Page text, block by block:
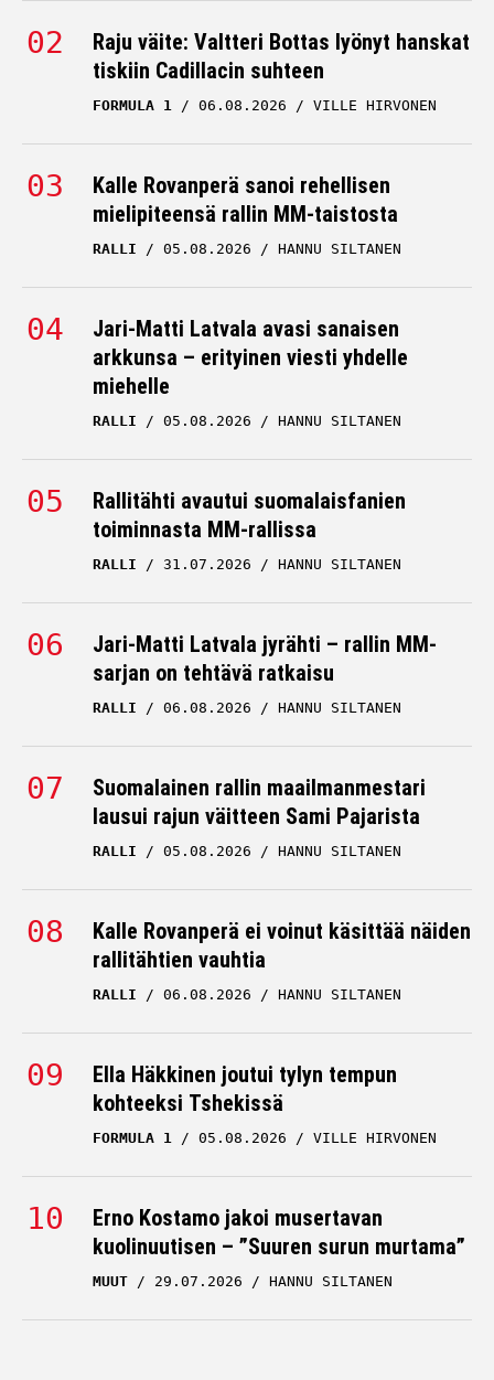
06.04.2026
HANNU SILTANEN
nurin – tiimiradiossa
kuultiin jäätävä palaute
KIMI ANTONELLI
28.03.2026
HANNU SILTANEN
F1-maailmassa leviää nyt
käänteentekevä huhu
Max Verstappenista
KIMI ANTONELLI
Raju väite: Valtteri Bottas lyönyt hanskat
tiskiin Cadillacin suhteen
FORMULA 1 06.08.2026 VILLE HIRVONEN
Kalle Rovanperä sanoi rehellisen
mielipiteensä rallin MM-taistosta
RALLI 05.08.2026 HANNU SILTANEN
Jari-Matti Latvala avasi sanaisen
arkkunsa – erityinen viesti yhdelle
miehelle
RALLI 05.08.2026 HANNU SILTANEN
Rallitähti avautui suomalaisfanien
toiminnasta MM-rallissa
RALLI 31.07.2026 HANNU SILTANEN
Jari-Matti Latvala jyrähti – rallin MM-
sarjan on tehtävä ratkaisu
RALLI 06.08.2026 HANNU SILTANEN
Suomalainen rallin maailmanmestari
lausui rajun väitteen Sami Pajarista
RALLI 05.08.2026 HANNU SILTANEN
Kalle Rovanperä ei voinut käsittää näiden
rallitähtien vauhtia
RALLI 06.08.2026 HANNU SILTANEN
Ella Häkkinen joutui tylyn tempun
kohteeksi Tshekissä
FORMULA 1 05.08.2026 VILLE HIRVONEN
Erno Kostamo jakoi musertavan
kuolinuutisen – ”Suuren surun murtama”
MUUT 29.07.2026 HANNU SILTANEN